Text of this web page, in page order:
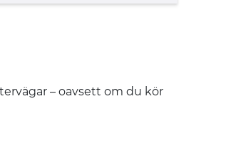
– oavsett om du kör